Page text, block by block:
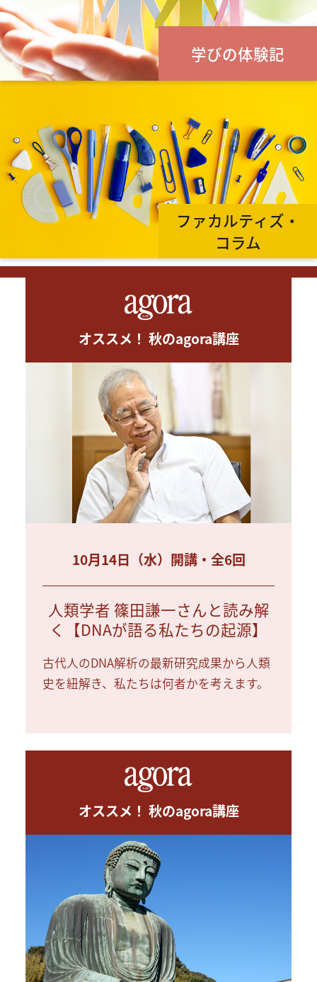
学びの体験記
ファカルティズ・
コラム
オススメ！ 秋のagora講座
10月14日（水）開講・全6回
人類学者 篠田謙一さんと読み解
く【DNAが語る私たちの起源】
古代人のDNA解析の最新研究成果から人類
史を紐解き、私たちは何者かを考えます。
オススメ！ 秋のagora講座